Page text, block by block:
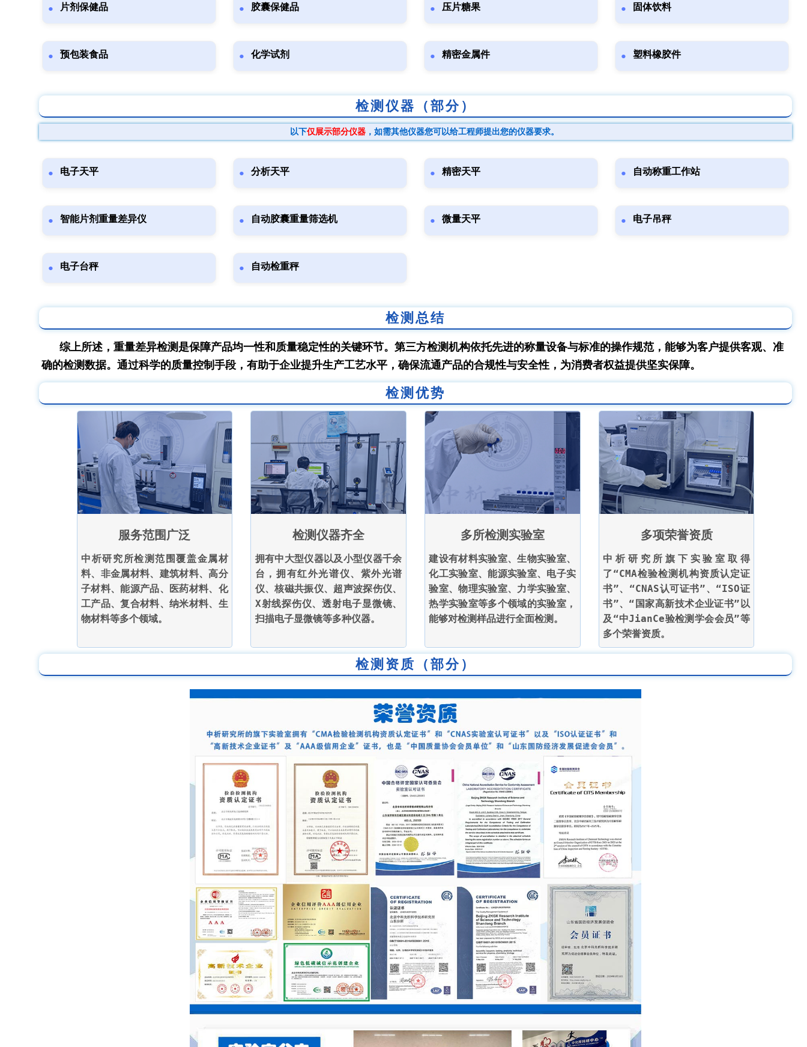
片剂保健品 胶囊保健品 压片糖果 固体饮料
预包装食品 化学试剂 精密金属件 塑料橡胶件
检测仪器（部分）
以下仅展示部分仪器 ，如需其他仪器您可以给工程师提出您的仪器要求。
电子天平 分析天平 精密天平 自动称重工作站
智能片剂重量差异仪 自动胶囊重量筛选机 微量天平 电子吊秤
电子台秤 自动检重秤
检测总结
综上所述，重量差异检测是保障产品均一性和质量稳定性的关键环节。第三方检测机构依托先进的称量设备与标准的操作规范，能够为客户提供客观、准
确的检测数据。通过科学的质量控制手段，有助于企业提升生产工艺水平，确保流通产品的合规性与安全性，为消费者权益提供坚实保障。
检测优势
服务范围广泛
中析研究所检测范围覆盖金属材
料、非金属材料、建筑材料、高分
子材料、能源产品、医药材料、化
工产品、复合材料、纳米材料、生
物材料等多个领域。
检测仪器齐全
拥有中大型仪器以及小型仪器千余
台，拥有红外光谱仪、紫外光谱
仪、核磁共振仪、超声波探伤仪、
X射线探伤仪、透射电子显微镜、
扫描电子显微镜等多种仪器。
多所检测实验室
建设有材料实验室、生物实验室、
化工实验室、能源实验室、电子实
验室、物理实验室、力学实验室、
热学实验室等多个领域的实验室，
能够对检测样品进行全面检测。
多项荣誉资质
中析研究所旗下实验室取得
了“CMA检验检测机构资质认定证
书”、“CNAS认可证书”、“ISO证
书”、“国家高新技术企业证书”以
及“中JianCe验检测学会会员”等
多个荣誉资质。
检测资质（部分）